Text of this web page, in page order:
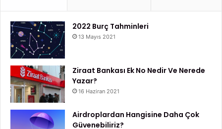
2022 Burç Tahminleri
13 Mayıs 2021
Ziraat Bankası Ek No Nedir Ve Nerede
Yazar?
16 Haziran 2021
Airdroplardan Hangisine Daha Çok
Güvenebiliriz?